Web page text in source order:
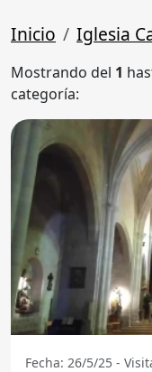
Inicio Iglesia
Mostrando del 1
categoría:
Fecha: 26/5/25 -